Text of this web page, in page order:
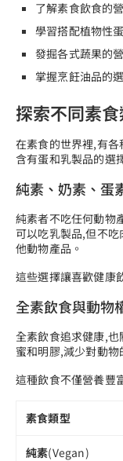
了解素食飲食的
學習搭配植物性
發掘各式蔬果的
掌握烹飪油品的
探索不同素
在素食的世界裡,有
含有蛋和乳製品的選
純素、奶素、蛋
純素者不吃任何動物
可以吃乳製品,但不
他動物產品。
這些選擇讓喜歡健康
全素飲食與動物
全素飲食追求健康,
蜜和明膠,減少對動物
這種飲食不僅營養豐
素食類型
純素(Vegan)